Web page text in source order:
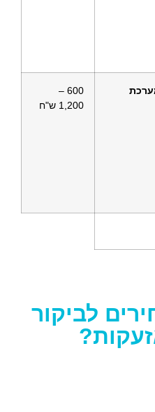
600 –
1,200 ש"ח
לביקור